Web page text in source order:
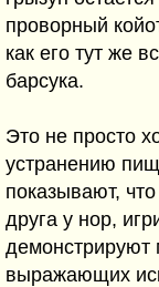
проворный
как его тут же
барсука.
Это не просто
устранению
показывают,
друга у нор,
демонстрируют
выражающих